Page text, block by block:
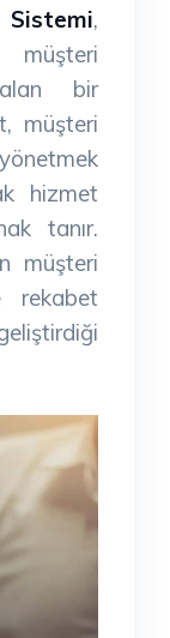
,
alan bir
müşteri
hizmet
tanır.
müşteri
rekabet